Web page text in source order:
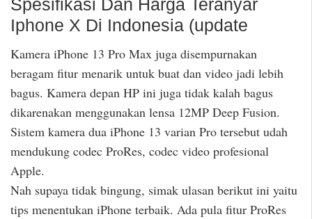
Spesifikasi Dan Harga Teranyar
Iphone X Di Indonesia (update
Kamera iPhone 13 Pro Max juga disempurnakan
beragam fitur menarik untuk buat dan video jadi lebih
bagus. Kamera depan HP ini juga tidak kalah bagus
dikarenakan menggunakan lensa 12MP Deep Fusion.
Sistem kamera dua iPhone 13 varian Pro tersebut udah
mendukung codec ProRes, codec video profesional
Apple.
Nah supaya tidak bingung, simak ulasan berikut ini yaitu
tips menentukan iPhone terbaik. Ada pula fitur ProRes